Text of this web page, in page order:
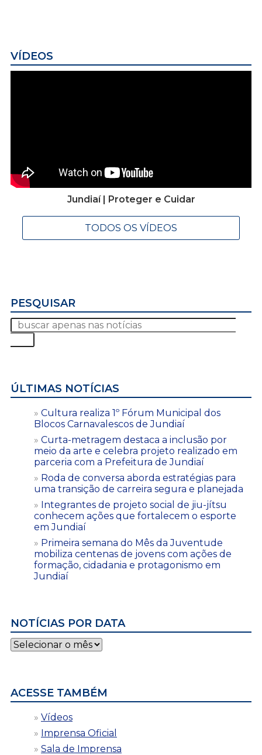
VÍDEOS
Jundiaí | Proteger e Cuidar
TODOS OS VÍDEOS
PESQUISAR
ÚLTIMAS NOTÍCIAS
Cultura realiza 1º Fórum Municipal dos
Blocos Carnavalescos de Jundiaí
Curta-metragem destaca a inclusão por
meio da arte e celebra projeto realizado em
parceria com a Prefeitura de Jundiaí
Roda de conversa aborda estratégias para
uma transição de carreira segura e planejada
Integrantes de projeto social de jiu-jítsu
conhecem ações que fortalecem o esporte
em Jundiaí
Primeira semana do Mês da Juventude
mobiliza centenas de jovens com ações de
formação, cidadania e protagonismo em
Jundiaí
NOTÍCIAS POR DATA
Notícias
por
ACESSE TAMBÉM
Vídeos
Imprensa Oficial
Sala de Imprensa